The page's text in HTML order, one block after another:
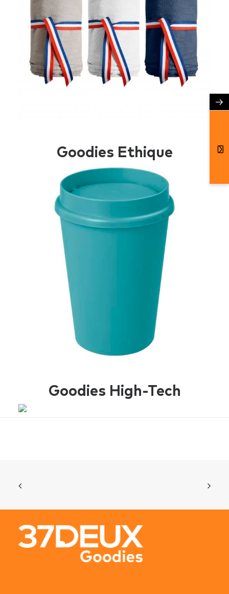
Goodies Ethique
Goodies High-Tech
→